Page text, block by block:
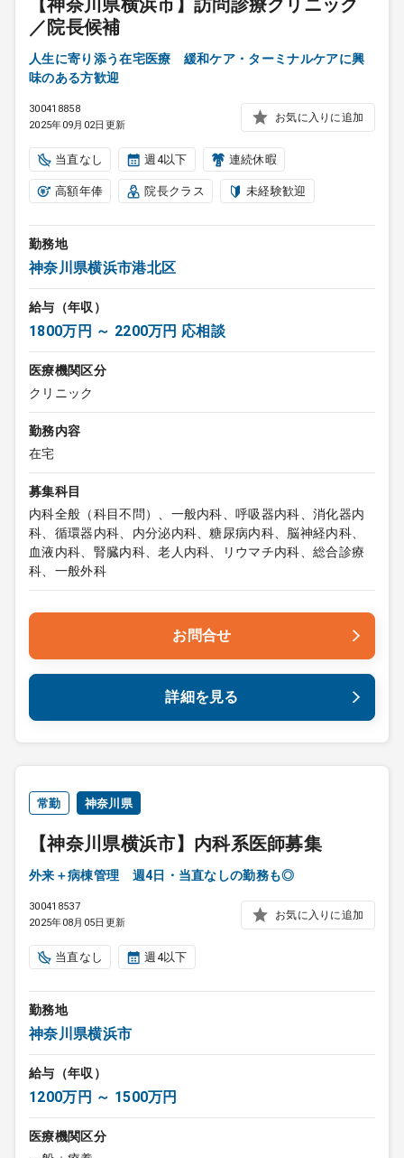
【神奈川県横浜市】訪問診療クリニック
／院長候補
人生に寄り添う在宅医療 緩和ケア・ターミナルケアに興
味のある方歓迎
300418858
2025年09月02日更新
お気に入りに追加
当直なし 週4以下 連続休暇
高額年俸 院長クラス 未経験歓迎
勤務地
神奈川県横浜市港北区
給与（年収）
1800万円 ～ 2200万円 応相談
医療機関区分
クリニック
勤務内容
在宅
募集科目
内科全般（科目不問）、一般内科、呼吸器内科、消化器内
科、循環器内科、内分泌内科、糖尿病内科、脳神経内科、
血液内科、腎臓内科、老人内科、リウマチ内科、総合診療
科、一般外科
お問合せ
詳細を見る
常勤 神奈川県
【神奈川県横浜市】内科系医師募集
外来＋病棟管理 週4日・当直なしの勤務も◎
300418537
2025年08月05日更新
お気に入りに追加
当直なし 週4以下
勤務地
神奈川県横浜市
給与（年収）
1200万円 ～ 1500万円
医療機関区分